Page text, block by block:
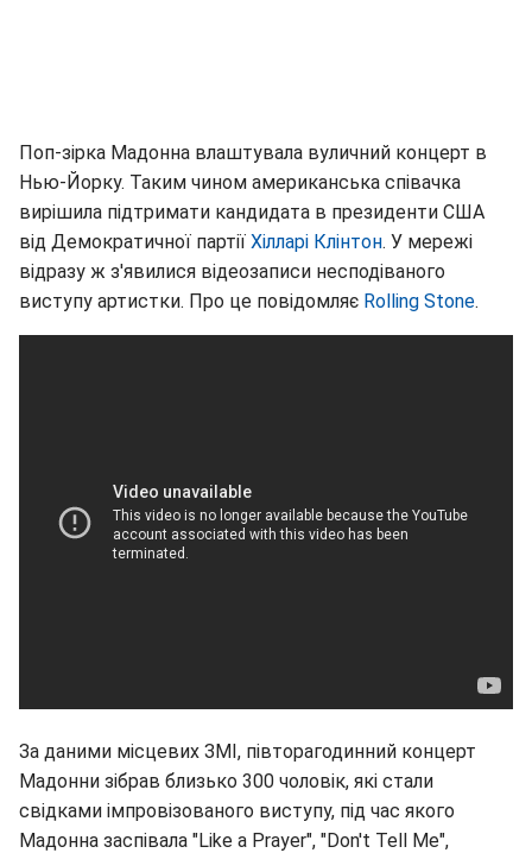
Поп-зірка Мадонна влаштувала вуличний концерт в
Нью-Йорку. Таким чином американська співачка
вирішила підтримати кандидата в президенти США
від Демократичної партії Хілларі Клінтон. У мережі
відразу ж з'явилися відеозаписи несподіваного
виступу артистки. Про це повідомляє Rolling Stone.
За даними місцевих ЗМІ, півторагодинний концерт
Мадонни зібрав близько 300 чоловік, які стали
свідками імпровізованого виступу, під час якого
Мадонна заспівала "Like a Prayer", "Don't Tell Me",